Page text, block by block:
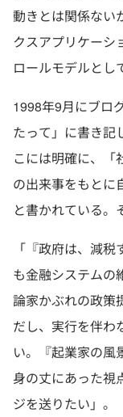
動きとは関係ない
クスアプリケーシ
ロールモデルとし
1998年9月にブロ
たって」に書き記
こには明確に、「
の出来事をもとに
と書かれている。
「『政府は、減
も金融システムの
論家かぶれの政策
だし、実行を伴わ
い。『起業家の風
身の丈にあった視
ジを送りたい」。